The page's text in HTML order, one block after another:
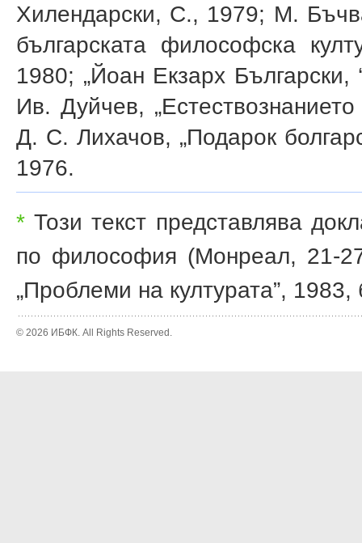
Хилендарски, С., 1979; М.
българската философска
1980; „Йоан Екзарх
Ив. Дуйчев,
Д. С. Лихачов, „Подарок
1976.
* Този текст представлява
по философия (Монреал, 21-
„Проблеми на културата”, 1983,
© 2026 ИБФК. All Rights Reserved.